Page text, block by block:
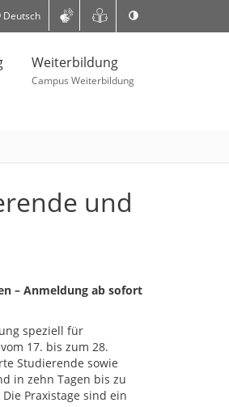
Deutsch
Weiterbildung
Campus Weiterbildung
und
– Anmeldung ab sofort
speziell für
17. bis zum 28.
Studierende sowie
in zehn Tagen bis zu
Praxistage sind ein